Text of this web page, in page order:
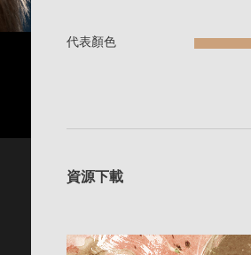
代表顏色
資源下載